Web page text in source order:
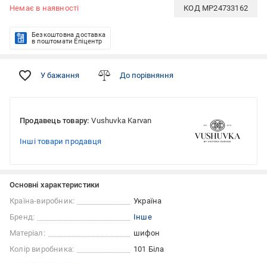
Немає в наявності КОД MP24733162
Безкоштовна доставка
в поштомати Епіцентр
У бажання До порівняння
Продавець товару: Vushuvka Karvan
Інші товари продавця
Основні характеристики
Країна-виробник:
Україна
Бренд:
Інше
Матеріал:
шифон
Колір виробника:
101 Біла